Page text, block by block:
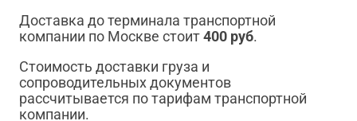
Доставка до терминала транспортной
компании по Москве стоит400 руб.
Стоимость доставки груза и
сопроводительных документов
рассчитывается по тарифам транспортной
компании.